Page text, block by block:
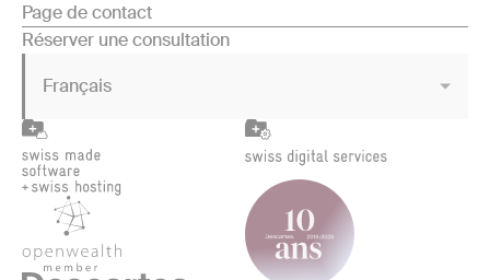
Page de contact
Réserver une consultation
Français